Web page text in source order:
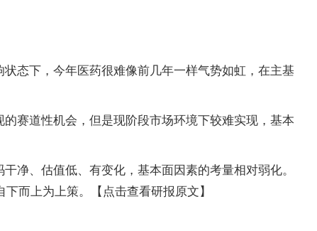
态下，今年医药很难像前几年一样气势如虹，在主基
赛道性机会，但是现阶段市场环境下较难实现，基本
净、估值低、有变化，基本面因素的考量相对弱化。
而上为上策。【点击查看研报原文】